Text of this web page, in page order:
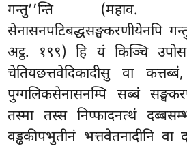
गन्तु’’न्ति (महाव.
सेनासनपटिबद्धसङ्घकरणीयेनपि
अट्ठ. १९९) हि यं किञ्चि
चेतियछत्तवेदिकादीसु वा
पुग्गलिकसेनासनम्पि सब्बं
तस्मा तस्स निप्फादनत्थं
वड्ढकीपभुतीनं भत्तवेतनादीनि